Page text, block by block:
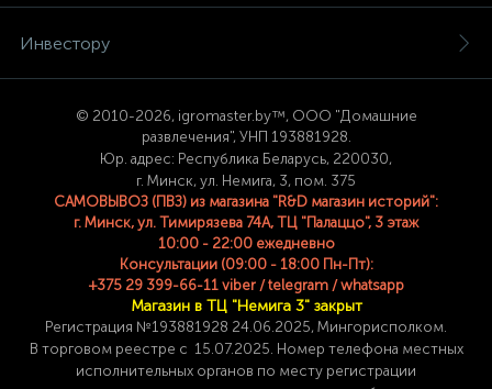
Инвестору
© 2010-2026, igromaster.by™, ООО "Домашние
развлечения", УНП 193881928.
Юр. адрес: Республика Беларусь, 220030,
г. Минск, ул. Немига, 3, пом. 375
САМОВЫВОЗ (ПВЗ) из магазина "R&D магазин историй":
г. Минск, ул. Тимирязева 74A, ТЦ "Палаццо", 3 этаж
10:00 - 22:00 ежедневно
Консультации (09:00 - 18:00 Пн-Пт):
+375 29 399-66-11 viber / telegram / whatsapp
Магазин в ТЦ "Немига 3" закрыт
Регистрация №193881928 24 .06.2025, Мингорисполком.
В торговом реестре с 15.07.2025. Номер телефона местных
исполнительных органов по месту регистрации